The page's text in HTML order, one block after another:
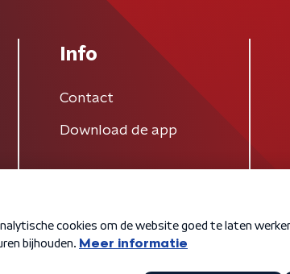
Info
Contact
Download de app